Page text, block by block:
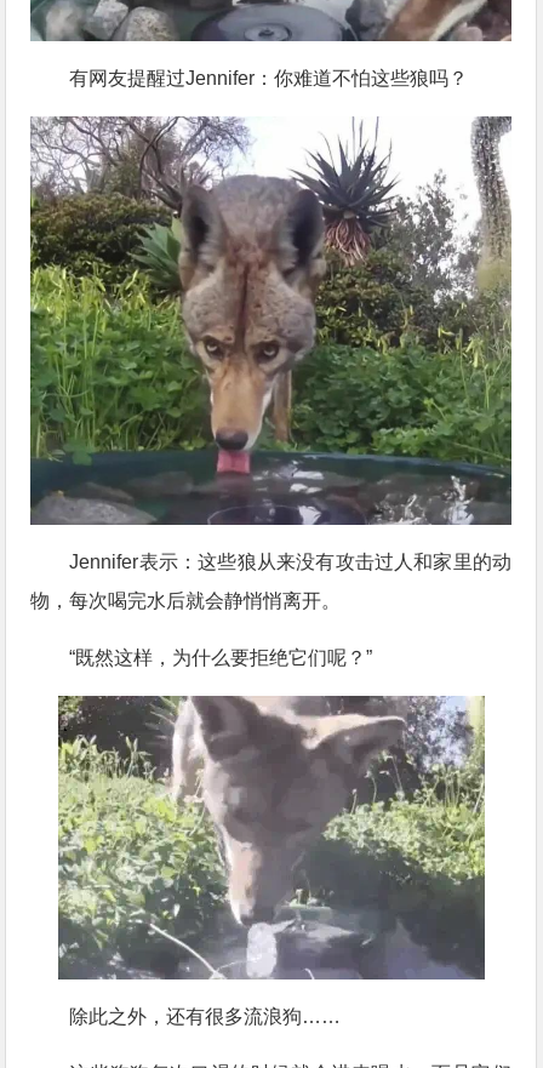
有网友提醒过Jennifer：你难道不怕这些狼吗？
Jennifer表示：这些狼从来没有攻击过人和家里的动
物，每次喝完水后就会静悄悄离开。
“既然这样，为什么要拒绝它们呢？”
除此之外，还有很多流浪狗……